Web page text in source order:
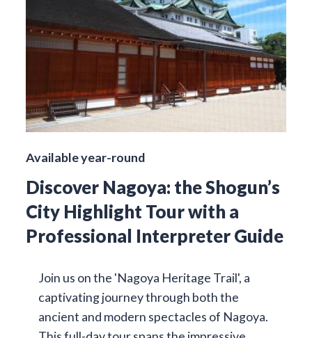
Available year-round
Discover Nagoya: the Shogun’s
City Highlight Tour with a
Professional Interpreter Guide
Join us on the 'Nagoya Heritage Trail', a
captivating journey through both the
ancient and modern spectacles of Nagoya.